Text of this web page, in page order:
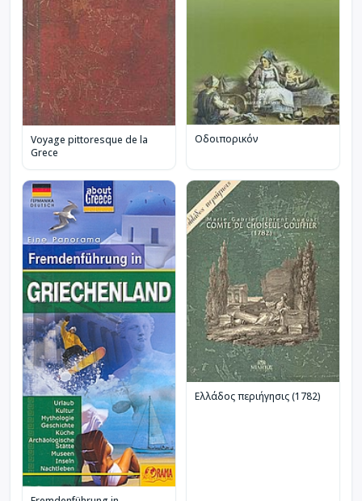
Voyage pittoresque de la
Grece
Οδοιπορικόν
Ελλάδος περιήγησις (1782)